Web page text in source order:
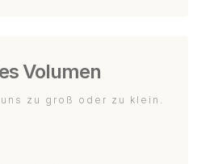
Volumen
zu groß oder zu klein.